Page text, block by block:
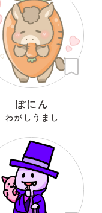
ぽにん
わがしうまし